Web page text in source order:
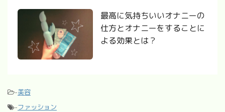
最高に気持ちいいオナニーの
仕方とオナニーをすることに
よる効果とは？
-美容
-ファッション